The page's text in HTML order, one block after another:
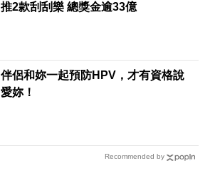
推2款刮刮樂 總獎金逾33億
伴侶和妳一起預防HPV，才有資格說
愛妳！
Recommended by